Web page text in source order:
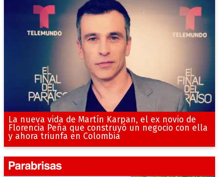
La nueva vida de Martín Karpan, el ex novio de
Florencia Peña que construyó un negocio con ella
y ahora triunfa en Colombia